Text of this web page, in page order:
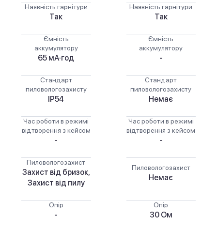
Наявність гарнітури
Так
Ємність
аккумулятору
65 мА·год
Стандарт
пиловологозахисту
IP54
Час роботи в режимі
відтворення з кейсом
-
Пиловологозахист
Захист від бризок,
Захист від пилу
Опір
-
Наявність гарнітури
Так
Ємність
аккумулятору
-
Стандарт
пиловологозахисту
Немає
Час роботи в режимі
відтворення з кейсом
-
Пиловологозахист
Немає
Опір
30 Ом